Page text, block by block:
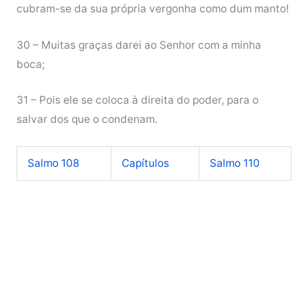
cubram-se da sua própria vergonha como dum manto!
30 – Muitas graças darei ao Senhor com a minha
boca;
31 – Pois ele se coloca à direita do poder, para o
salvar dos que o condenam.
Salmo 108 Capítulos Salmo 110